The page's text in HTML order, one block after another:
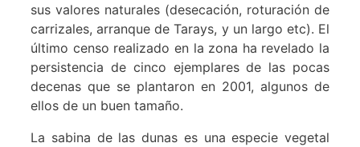
sus valores naturales (desecación, roturación de
carrizales, arranque de Tarays, y un largo etc). El
último censo realizado en la zona ha revelado la
persistencia de cinco ejemplares de las pocas
decenas que se plantaron en 2001, algunos de
ellos de un buen tamaño.
La sabina de las dunas es una especie vegetal